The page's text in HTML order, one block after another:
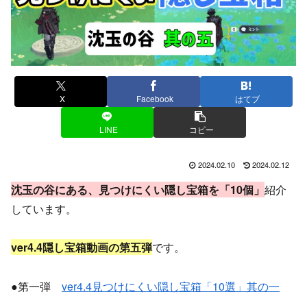
X Facebook はてブ
LINE コピー
2024.02.10 2024.02.12
沈玉の谷にある、見つけにくい隠し宝箱を「10個」 紹介
しています。
ver4.4隠し宝箱動画の第五弾です。
●第一弾 ver4.4見つけにくい隠し宝箱「10選」其の一